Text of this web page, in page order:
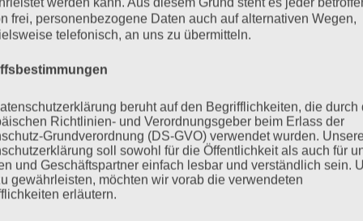
Und Menschen…
GEGEN DEN
frei, personenbezogene Daten auch auf alternativen Wegen,
telefonisch, an uns zu übermitteln.
beruht auf den Begrifflichkeiten, die durch
Richtlinien- und Verordnungsgeber beim Erlass der
Grundverordnung (DS-GVO) verwendet wurden. Unsere
soll sowohl für die Öffentlichkeit als auch für
und Geschäftspartner einfach lesbar und verständlich sein.
gewährleisten, möchten wir vorab die verwendeten
erläutern.